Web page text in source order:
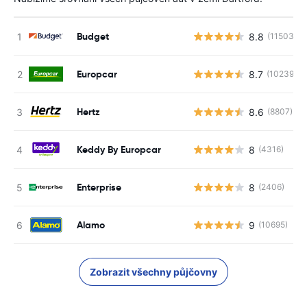
Budget 8.8 (11503)
Europcar 8.7 (10239)
Hertz 8.6 (8807)
Keddy By Europcar 8 (4316)
Enterprise 8 (2406)
Alamo 9 (10695)
Zobrazit všechny půjčovny